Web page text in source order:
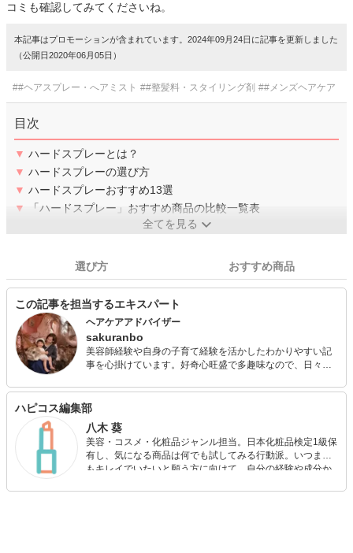
コミも確認してみてくださいね。
本記事はプロモーションが含まれています。2024年09月24日に記事を更新しました
（公開日2020年06月05日）
##ヘアスプレー・へアミスト ##整髪料・スタイリング剤 ##メンズヘアケア
目次
▼ ハードスプレーとは？
▼ ハードスプレーの選び方
▼ ハードスプレーおすすめ13選
▼
「ハードスプレー」おすすめ商品の比較一覧表
全てを見る
選び方 おすすめ商品
この記事を担当するエキスパート
ヘアケアアドバイザー
sakuranbo
美容師経験や自身の子育て経験を活かしたわかりやすい記
事を心掛けています。好奇心旺盛で多趣味なので、日々学
ジが好きなので美容師時代は趣味のカメラでモデルを使っ
た撮影や、コンテストでの入賞経験あり。海外生活を経て
ます。 忙しくても手抜きでもおしゃれを楽しみたい、そん
な女性を応援します！ ◆美容師免許◆ヘアケアマイスター
ハピコス編集部
八木 葵
美容・コスメ・化粧品ジャンル担当。日本化粧品検定1級保
有し、気になる商品は何でも試してみる行動派。いつまで
もキレイでいたいと願う方に向けて、自分の経験や成分か